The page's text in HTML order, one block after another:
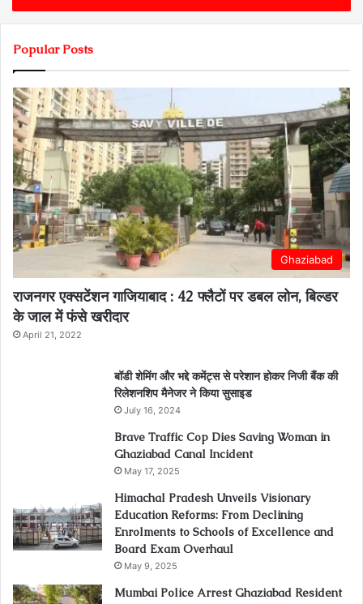
Popular Posts
Ghaziabad
राजनगर एक्सटेंशन गाजियाबाद : 42 फ्लैटों पर डबल लोन, बिल्डर
के जाल में फंसे खरीदार
April 21, 2022
बॉडी शेमिंग और भद्दे कमेंट्स से परेशान होकर निजी बैंक की
रिलेशनशिप मैनेजर ने किया सुसाइड
July 16, 2024
Brave Traffic Cop Dies Saving Woman in
Ghaziabad Canal Incident
May 17, 2025
Himachal Pradesh Unveils Visionary
Education Reforms: From Declining
Enrolments to Schools of Excellence and
Board Exam Overhaul
May 9, 2025
Mumbai Police Arrest Ghaziabad Resident